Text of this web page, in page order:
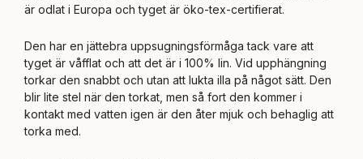
är odlat i Europa och tyget är öko-tex-certifierat.
Den har en jättebra uppsugningsförmåga tack vare att
tyget är våfflat och att det är i 100% lin. Vid upphängning
torkar den snabbt och utan att lukta illa på något sätt. Den
blir lite stel när den torkat, men så fort den kommer i
kontakt med vatten igen är den åter mjuk och behaglig att
torka med.